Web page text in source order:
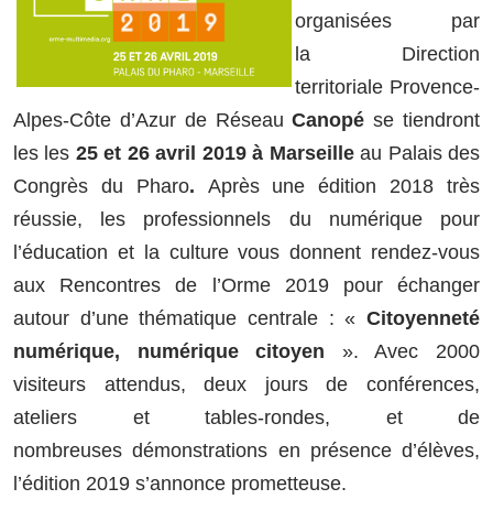
organisées par
la Direction
territoriale Provence-
Alpes-Côte d’Azur de RéseauCanopé se tiendront
les les 25 et 26 avril 2019 à Marseilleau Palais des
Congrès du Pharo.
Après une édition 2018 très
réussie, les professionnels du numérique pour
l’éducation et la culture vousdonnent rendez-vous
aux Rencontres de l’Orme 2019 pour échanger
autour d’une thématique centrale : « Citoyenneté
numérique, numérique citoyen ». Avec 2000
visiteurs attendus, deux jours de conférences,
ateliers et tables-rondes, et de
nombreusesdémonstrations en présence d’élèves,
l’édition 2019 s’annonce prometteuse.